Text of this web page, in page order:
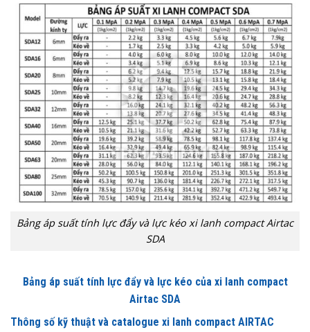
Bảng áp suất tính lực đẩy và lực kéo xi lanh compact Airtac
SDA
Bảng áp suất tính lực đẩy và lực kéo của xi lanh compact
Airtac SDA
Thông số kỹ thuật và catalogue xi lanh compact AIRTAC